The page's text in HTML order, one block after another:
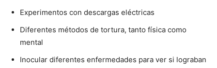
Experimentos con descargas eléctricas
Diferentes métodos de tortura, tanto física como
mental
Inocular diferentes enfermedades para ver si lograban